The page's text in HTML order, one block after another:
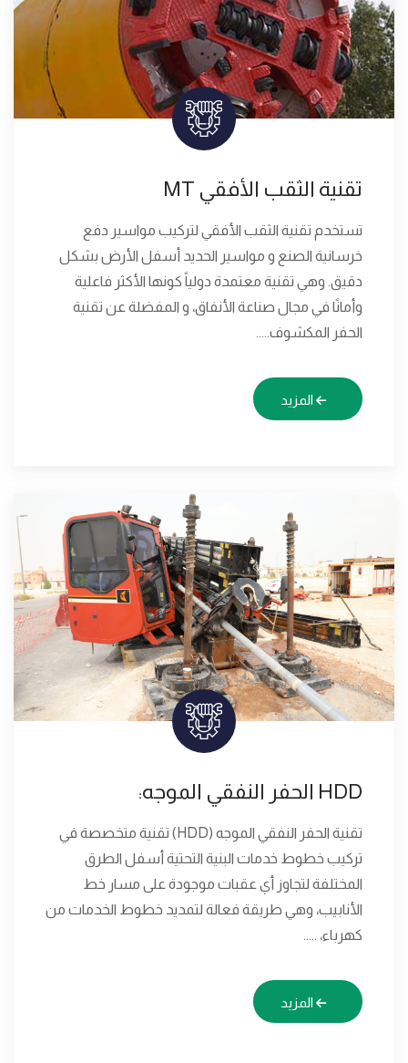
تقنية الثقب الأفقي MT
تستخدم تقنية الثقب الأفقي لتركيب مواسير دفع
خرسانية الصنع و مواسير الحديد أسفل الأرض بشكل
دقيق. وهي تقنية معتمدة دولياً كونها الأكثر فاعلية
وأمانًا في مجال صناعة الأنفاق، و المفضلة عن تقنية
الحفر المكشوف.....
المزيد
HDD الحفر النفقي الموجه:
تقنية الحفر النفقي الموجه (HDD) تقنية متخصصة في
تركيب خطوط خدمات البنية التحتية أسفل الطرق
المختلفة لتجاوز أي عقبات موجودة على مسار خط
الأنابيب، وهي طريقة فعالة لتمديد خطوط الخدمات من
كهرباء، .....
المزيد